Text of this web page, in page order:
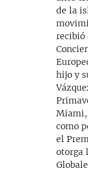
de la
recibió
hijo y
Miami,
como
el
otorga